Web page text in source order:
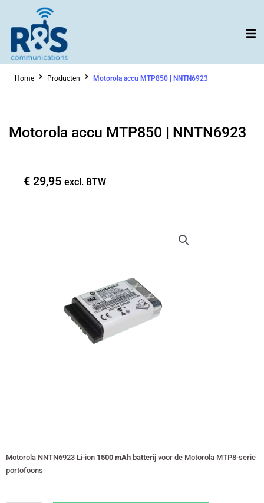
inhoud
Home Producten Motorola accu MTP850 | NNTN6923
Motorola accu MTP850 | NNTN6923
€ 29,95 excl. BTW
Motorola NNTN6923 Li-ion 1500 mAh batterij voor de Motorola MTP8-serie
portofoons